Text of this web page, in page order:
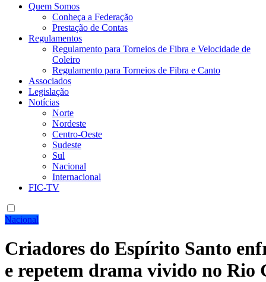
Site da Federação Internacional dos Criadores de Pássaros
Quem Somos
Conheça a Federação
Prestação de Contas
Regulamentos
Regulamento para Torneios de Fibra e Velocidade de
Coleiro
Regulamento para Torneios de Fibra e Canto
Associados
Legislação
Notícias
Norte
Nordeste
Centro-Oeste
Sudeste
Sul
Nacional
Internacional
FIC-TV
Nacional
Criadores do Espírito Santo
e repetem drama vivido no Rio